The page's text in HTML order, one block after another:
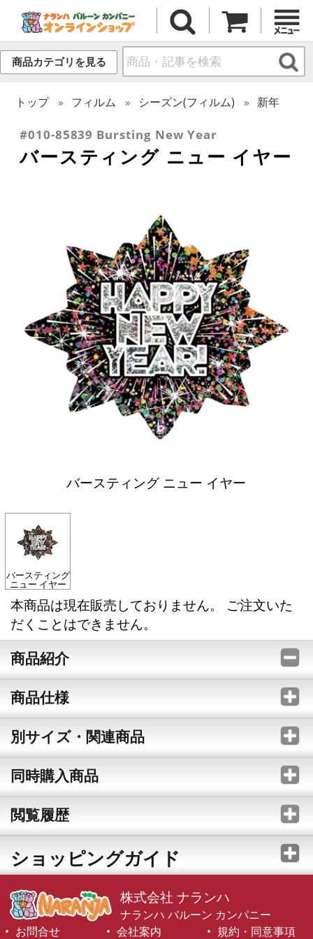
商品カテゴリを見る
トップ フィルム シーズン(フィルム) 新年
#010-85839 Bursting New Year
バースティング ニュー イヤー
バースティング ニュー イヤー
バースティング
ニュー イヤー
本商品は現在販売しておりません。 ご注文いた
だくことはできません。
商品紹介
商品仕様
別サイズ・関連商品
同時購入商品
閲覧履歴
ショッピングガイド
株式会社 ナランハ
ナランハ バルーン カンパニー
お問合せ
会社案内 規約・同意事項